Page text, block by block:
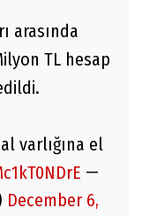
arasında
TL hesap
varlığına el
—
December 6,